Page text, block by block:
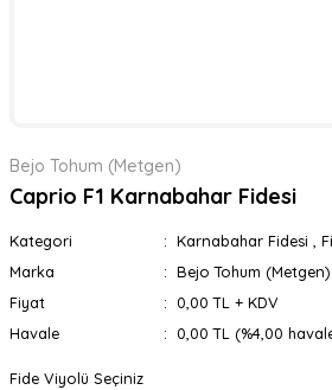
Bejo Tohum (Metgen)
Caprio F1 Karnabahar Fidesi
Kategori Karnabahar Fidesi
Marka
Bejo Tohum (Metgen)
Fiyat
0,00 TL + KDV
Havale
0,00 TL (%4,00
Fide Viyolü Seçiniz